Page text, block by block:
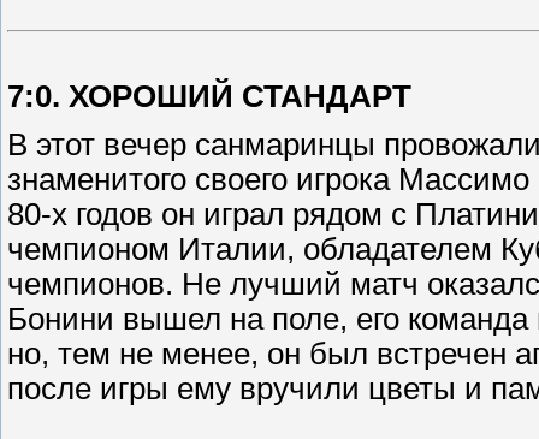
7:0. ХОРОШИЙ СТАНДАРТ
В этот вечер санмаринцы
знаменитого своего игрока
80-х годов он играл рядом с
чемпионом Италии, обладателем
чемпионов. Не лучший матч
Бонини вышел на поле, его
но, тем не менее, он был встречен
после игры ему вручили цветы и